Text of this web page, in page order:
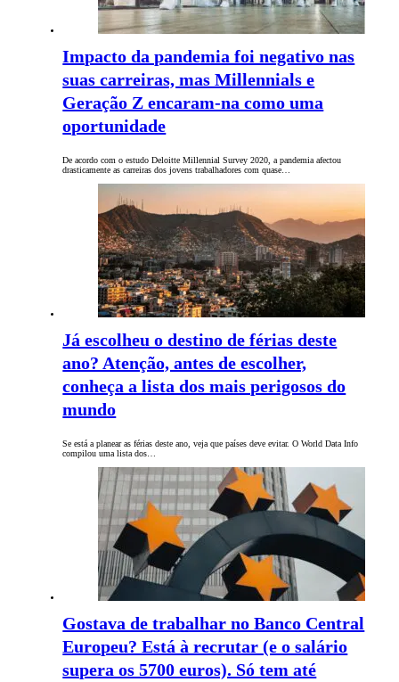
Impacto da pandemia foi negativo nas
suas carreiras, mas Millennials e
Geração Z encaram-na como uma
oportunidade
De acordo com o estudo Deloitte Millennial Survey 2020, a pandemia afectou
drasticamente as carreiras dos jovens trabalhadores com quase…
Já escolheu o destino de férias deste
ano? Atenção, antes de escolher,
conheça a lista dos mais perigosos do
mundo
Se está a planear as férias deste ano, veja que países deve evitar. O World Data Info
compilou uma lista dos…
Gostava de trabalhar no Banco Central
Europeu? Está à recrutar (e o salário
supera os 5700 euros). Só tem até